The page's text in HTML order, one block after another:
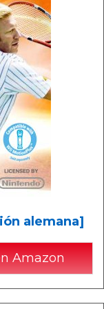
alemana]
Amazon